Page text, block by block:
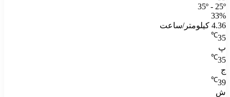
35º - 25º
33%
4.36 کیلومتر/ساعت
35
℃
پ
35
℃
ج
39
℃
ش